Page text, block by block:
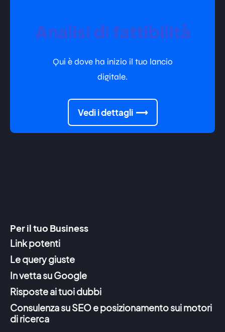
Analisi di fattibilità
Qui è dove ha inizio il tuo lancio
digitale.
Vedi i dettagli
Per il tuo Business
Link potenti
Le query giuste
In vetta su Google
Risposte ai tuoi dubbi
Consulenza su SEO e posizionamento sui motori
di ricerca